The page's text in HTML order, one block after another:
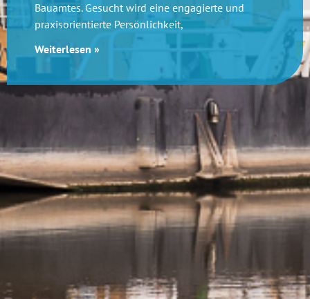
Bauamtes. Gesucht wird eine engagierte und
praxisorientierte Persönlichkeit,
Weiterlesen »